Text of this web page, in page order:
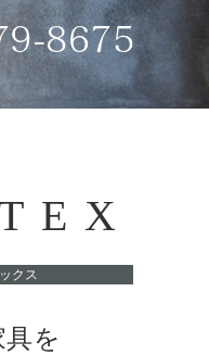
8675
クス
を